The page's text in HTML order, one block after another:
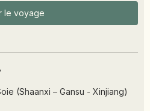
le voyage
(Shaanxi – Gansu - Xinjiang)